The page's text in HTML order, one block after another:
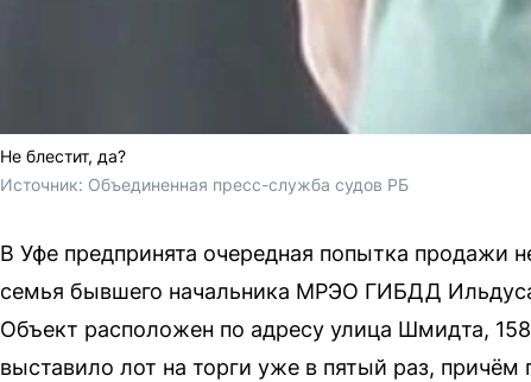
Не блестит, да?
Источник: Объединенная пресс-служба судов РБ
В Уфе предпринята очередная попытка продажи
семья бывшего начальника МРЭО ГИБДД
Объект расположен по адресу улица Шмидта,
выставило лот на торги уже в пятый раз,